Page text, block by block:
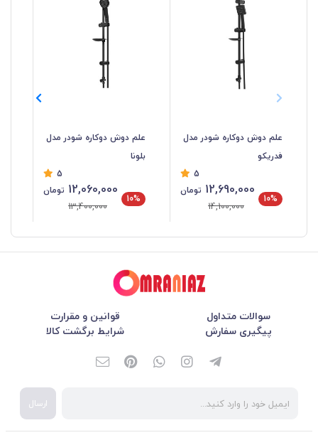
علم دوش دوکاره شودر مدل
فدریکو
5
10%
12,690,000 تومان
14,100,000
علم دوش دوکاره شودر مدل
بلونا
5
10%
12,060,000 تومان
13,400,000
سوالات متداول
قوانین و مقرارت
پیگیری سفارش
شرایط برگشت کالا
ارسال